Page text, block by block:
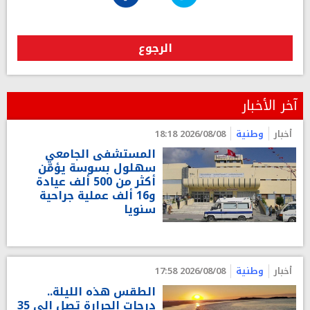
الرجوع
آخر الأخبار
أخبار وطنية 2026/08/08 18:18
المستشفى الجامعي
سهلول بسوسة يؤمّن
أكثر من 500 ألف عيادة
و16 ألف عملية جراحية
سنويا
أخبار وطنية 2026/08/08 17:58
الطقس هذه الليلة..
درجات الحرارة تصل إلى 35